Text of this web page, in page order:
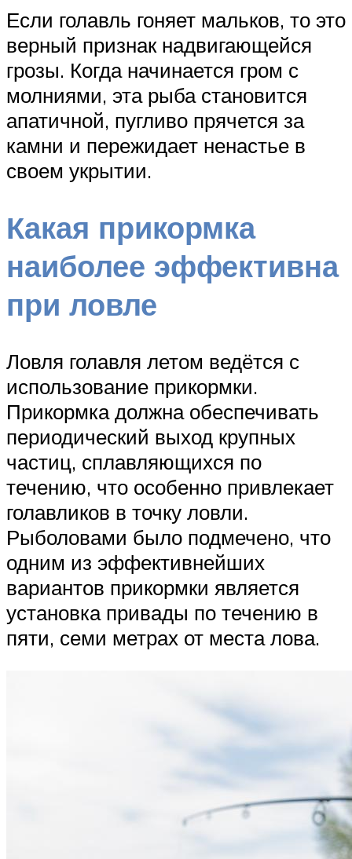
Если голавль гоняет мальков, то это
верный признак надвигающейся
грозы. Когда начинается гром с
молниями, эта рыба становится
апатичной, пугливо прячется за
камни и пережидает ненастье в
своем укрытии.
Какая прикормка
наиболее эффективна
при ловле
Ловля голавля летом ведётся с
использование прикормки.
Прикормка должна обеспечивать
периодический выход крупных
частиц, сплавляющихся по
течению, что особенно привлекает
голавликов в точку ловли.
Рыболовами было подмечено, что
одним из эффективнейших
вариантов прикормки является
установка привады по течению в
пяти, семи метрах от места лова.